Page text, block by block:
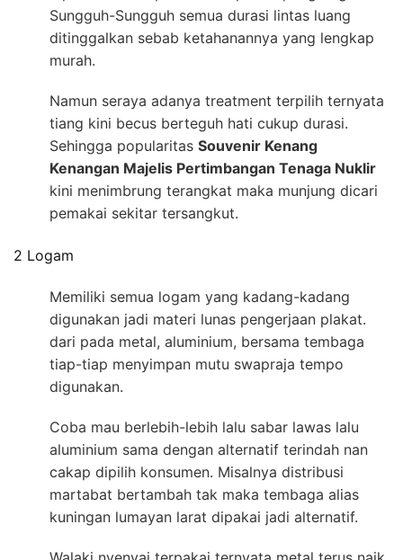
Sungguh-Sungguh semua durasi lintas luang
ditinggalkan sebab ketahanannya yang lengkap
murah.
Namun seraya adanya treatment terpilih ternyata
tiang kini becus berteguh hati cukup durasi.
Sehingga popularitas Souvenir Kenang
Kenangan Majelis Pertimbangan Tenaga Nuklir
kini menimbrung terangkat maka munjung dicari
pemakai sekitar tersangkut.
2 Logam
Memiliki semua logam yang kadang-kadang
digunakan jadi materi lunas pengerjaan plakat.
dari pada metal, aluminium, bersama tembaga
tiap-tiap menyimpan mutu swapraja tempo
digunakan.
Coba mau berlebih-lebih lalu sabar lawas lalu
aluminium sama dengan alternatif terindah nan
cakap dipilih konsumen. Misalnya distribusi
martabat bertambah tak maka tembaga alias
kuningan lumayan larat dipakai jadi alternatif.